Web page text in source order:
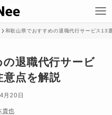
和歌山県でおすすめの退職代行サービス13
退職代行サービ
意点を解説
月20日
貴也